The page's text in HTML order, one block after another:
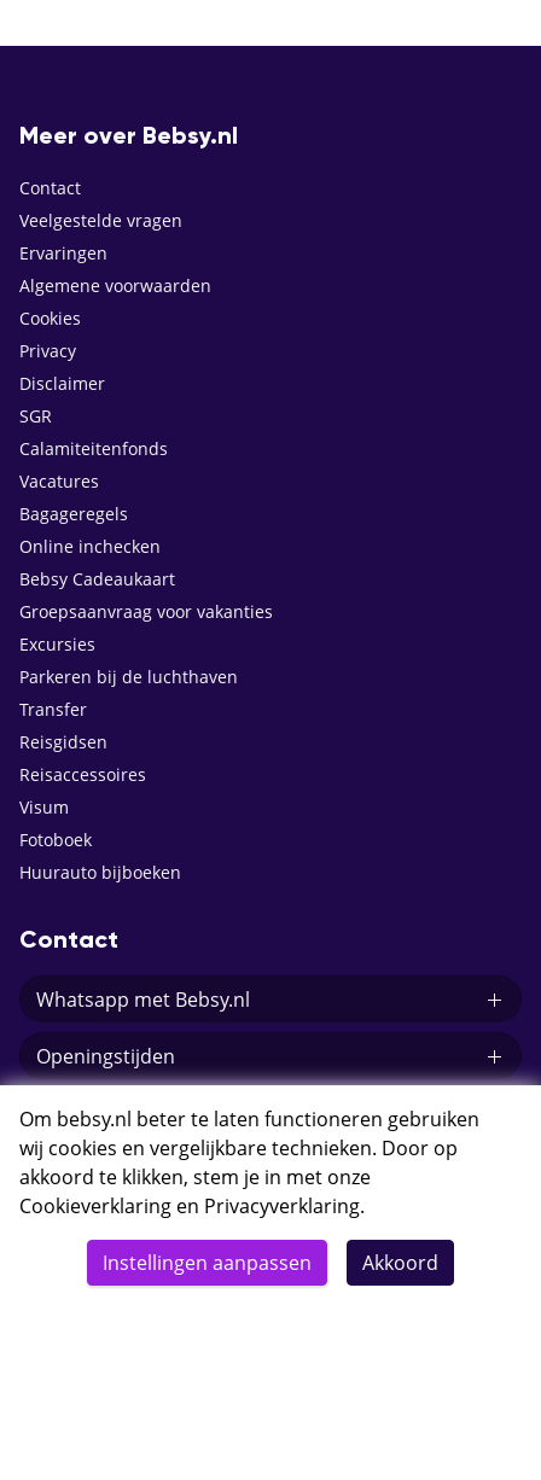
Meer over Bebsy.nl
Contact
Veelgestelde vragen
Ervaringen
Algemene voorwaarden
Cookies
Privacy
Disclaimer
SGR
Calamiteitenfonds
Vacatures
Bagageregels
Online inchecken
Bebsy Cadeaukaart
Groepsaanvraag voor vakanties
Excursies
Parkeren bij de luchthaven
Transfer
Reisgidsen
Reisaccessoires
Visum
Fotoboek
Huurauto bijboeken
Contact
Whatsapp met Bebsy.nl
Openingstijden
E-mail Bebsy.nl
© 2026 Bebsy.nl
Om bebsy.nl beter te laten functioneren gebruiken
wij cookies en vergelijkbare technieken. Door op
akkoord te klikken, stem je in met onze
Cookieverklaring en Privacyverklaring.
Instellingen aanpassen Akkoord